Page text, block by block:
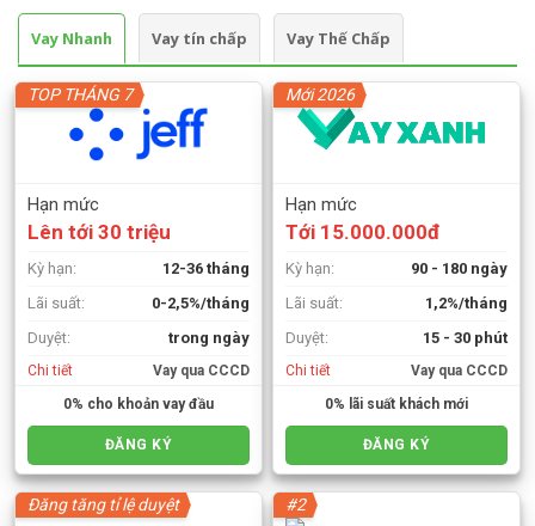
Vay Nhanh Vay tín chấp Vay Thế Chấp
TOP THÁNG 7
Hạn mức
Lên tới 30 triệu
Kỳ hạn:
12-36 tháng
Lãi suất:
0-2,5%/tháng
Duyệt:
trong ngày
Chi tiết
Vay qua CCCD
0% cho khoản vay đầu
ĐĂNG KÝ
Mới 2026
Hạn mức
Tới 15.000.000đ
Kỳ hạn:
90 - 180 ngày
Lãi suất:
1,2%/tháng
Duyệt:
15 - 30 phút
Chi tiết
Vay qua CCCD
0% lãi suất khách mới
ĐĂNG KÝ
Đăng tăng tỉ lệ duyệt #2